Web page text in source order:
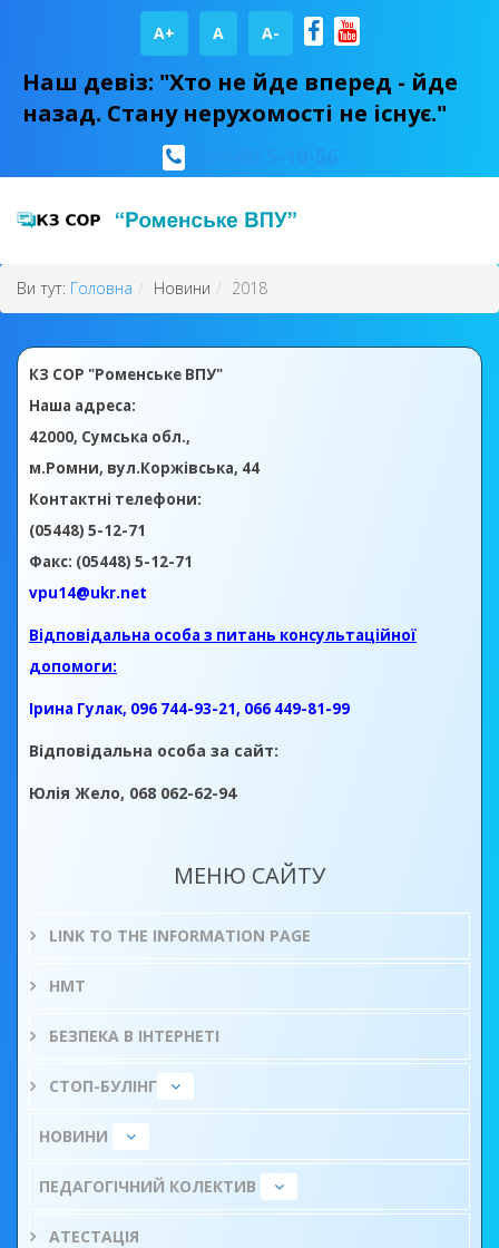
A+ А A-
Наш девіз: "Хто не йде вперед - йде
назад. Стану нерухомості не існує."
Ви тут: Головна Новини 2018
КЗ СОР "Роменське ВПУ"
Наша адреса:
42000, Сумська обл.,
м.Ромни, вул.Коржівська, 44
Контактні телефони:
(05448) 5-12-71
Факс: (05448) 5-12-71
vpu14@ukr.net
Відповідальна особа з питань консультаційної
допомоги:
Ірина Гулак, 096 744-93-21, 066 449-81-99
Відповідальна особа за сайт:
Юлія Жело, 068 062-62-94
МЕНЮ САЙТУ
LINK TO THE INFORMATION PAGE
НМТ
БЕЗПЕКА В ІНТЕРНЕТІ
СТОП-БУЛІНГ
НОВИНИ
ПЕДАГОГІЧНИЙ КОЛЕКТИВ
АТЕСТАЦІЯ